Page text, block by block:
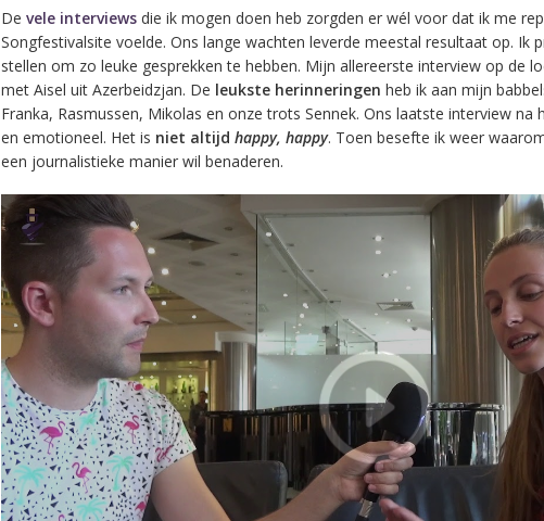
De vele interviewsdie ik mogen doen heb zorgden er wél voor dat ik me
Songfestivalsite voelde. Ons lange wachten leverde meestal resultaat op. Ik
stellen om zo leuke gesprekken te hebben. Mijn allereerste interview op de
met Aisel uit Azerbeidzjan. De leukste herinneringen heb ik aan mijn
Franka, Rasmussen, Mikolas en onze trots Sennek. Ons laatste interview na
en emotioneel. Het is niet altijd happy, happy. Toen besefte ik weer
een journalistieke manier wil benaderen.